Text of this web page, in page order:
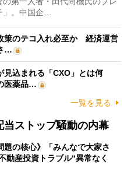
」。中国企…
策のテコ入れ必至か 経済運営
…
見込まれる「CXO」とは何
医薬品…
一覧を見る
当ストップ騒動の内幕
題の核心》「みんなで大家さ
動産投資トラブル“異常なく